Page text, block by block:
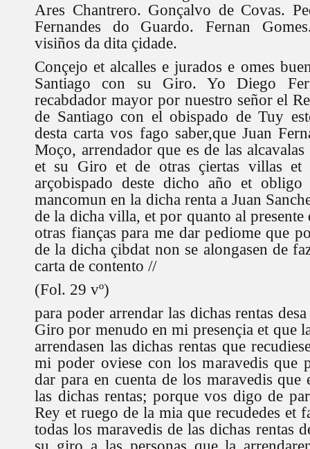
Ares Chantrero. Gonçalvo de Covas.
Fernandes do Guardo. Fernan
visiños da dita çidade.
Conçejo et alcalles e jurados e omes
Santiago con su Giro. Yo Diego
recabdador mayor por nuestro señor el
de Santiago con el obispado de Tuy
desta carta vos fago saber,que Juan
Moço, arrendador que es de las
et su Giro et de otras çiertas villas et
arçobispado deste dicho año et
mancomun en la dicha renta a Juan
de la dicha villa, et por quanto al
otras fianças para me dar pediome que
de la dicha çibdat non se alongasen de
carta de contento //
(Fol. 29 vº)
para poder arrendar las dichas rentas
Giro por menudo en mi presençia et que
arrendasen las dichas rentas que
mi poder oviese con los maravedis que
dar para en cuenta de los maravedis que
las dichas rentas; porque vos digo de
Rey et ruego de la mia que recudedes et
todas los maravedis de las dichas rentas